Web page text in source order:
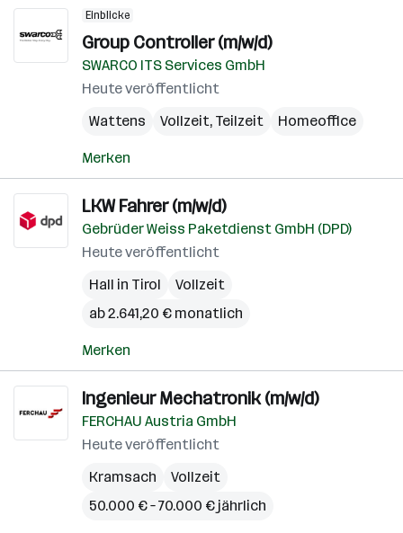
Einblicke
Group Controller (m/w/d)
SWARCO ITS Services GmbH
Heute veröffentlicht
Wattens
Vollzeit, Teilzeit Homeoffice
Merken
LKW Fahrer (m/w/d)
Gebrüder Weiss Paketdienst GmbH (DPD)
Heute veröffentlicht
Hall in Tirol
Vollzeit
ab 2.641,20 € monatlich
Merken
Ingenieur Mechatronik (m/w/d)
FERCHAU Austria GmbH
Heute veröffentlicht
Kramsach
Vollzeit
50.000 € – 70.000 € jährlich